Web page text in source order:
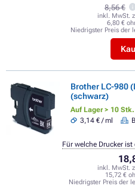
8,56 €
inkl. MwSt.
6,80 €
Niedrigster Preis der
Brother LC-980
(schwarz)
Auf Lager > 10 Stk.
3,14 € / ml
inkl. MwSt.
15,72 €
Niedrigster Preis der
Für welche Drucker